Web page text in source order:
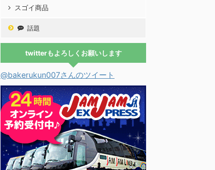
スゴイ商品
話題
twitterもよろしくお願いします
@bakerukun007さんのツイート